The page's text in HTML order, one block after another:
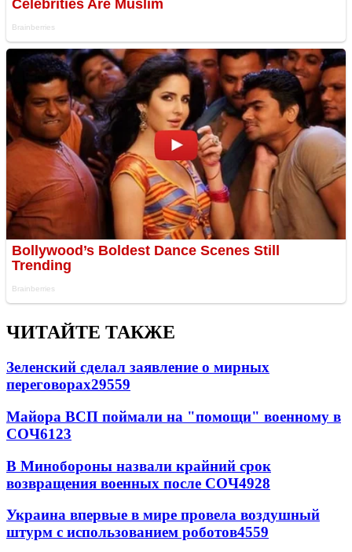
ЧИТАЙТЕ ТАКЖЕ
Зеленский сделал заявление о мирных
переговорах29559
Майора ВСП поймали на "помощи" военному в
СОЧ6123
В Минобороны назвали крайний срок
возвращения военных после СОЧ4928
Украина впервые в мире провела воздушный
штурм с использованием роботов4559